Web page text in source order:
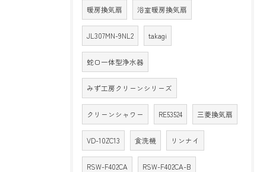
暖房換気扇 浴室暖房換気扇
JL307MN-9NL2 takagi
蛇口一体型浄水器
みず工房クリーンシリーズ
クリーンシャワー RE53524 三菱換気扇
VD-10ZC13 食洗機 リンナイ
RSW-F402CA RSW-F402CA-B